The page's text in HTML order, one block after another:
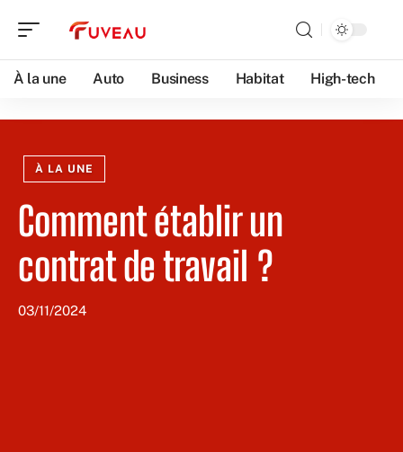
À la une Auto Business Habitat High-tech
À LA UNE
Comment établir un
contrat de travail ?
03/11/2024